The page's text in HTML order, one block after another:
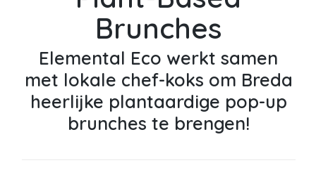
Brunches
Elemental Eco werkt samen
met lokale chef-koks om Breda
heerlijke plantaardige pop-up
brunches te brengen!